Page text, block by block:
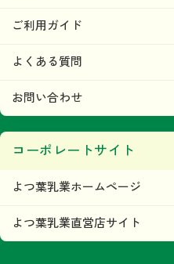
ご利用ガイド
よくある質問
お問い合わせ
コーポレートサイト
よつ葉乳業ホームページ
よつ葉乳業直営店サイト